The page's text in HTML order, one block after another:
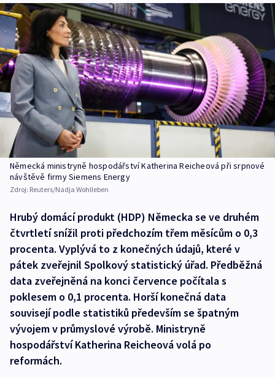
Německá ministryně hospodářství Katherina Reicheová při srpnové
návštěvě firmy Siemens Energy
Zdroj: Reuters/Nadja Wohlleben
Hrubý domácí produkt (HDP) Německa se ve druhém
čtvrtletí snížil proti předchozím třem měsícům o 0,3
procenta. Vyplývá to z konečných údajů, které v
pátek zveřejnil Spolkový statistický úřad. Předběžná
data zveřejněná na konci července počítala s
poklesem o 0,1 procenta. Horší konečná data
souvisejí podle statistiků především se špatným
vývojem v průmyslové výrobě. Ministryně
hospodářství Katherina Reicheová volá po
reformách.